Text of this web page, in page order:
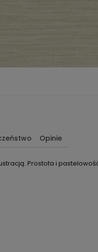
Opinie
Prostota i